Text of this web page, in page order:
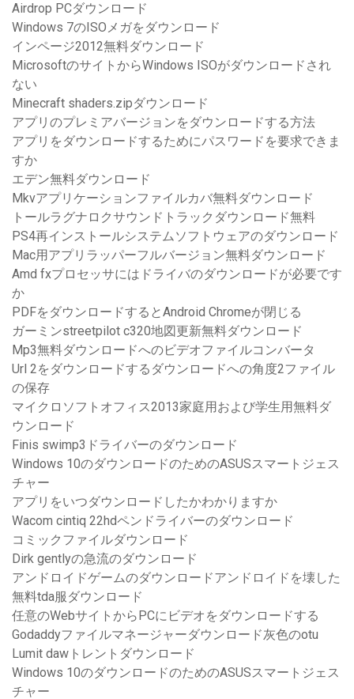
Airdrop PCダウンロード
Windows 7のISOメガをダウンロード
インページ2012無料ダウンロード
MicrosoftのサイトからWindows ISOがダウンロードされ
ない
Minecraft shaders.zipダウンロード
アプリのプレミアバージョンをダウンロードする方法
アプリをダウンロードするためにパスワードを要求できま
すか
エデン無料ダウンロード
Mkvアプリケーションファイルカバ無料ダウンロード
トールラグナロクサウンドトラックダウンロード無料
PS4再インストールシステムソフトウェアのダウンロード
Mac用アプリラッパーフルバージョン無料ダウンロード
Amd fxプロセッサにはドライバのダウンロードが必要です
か
PDFをダウンロードするとAndroid Chromeが閉じる
ガーミンstreetpilot c320地図更新無料ダウンロード
Mp3無料ダウンロードへのビデオファイルコンバータ
Url 2をダウンロードするダウンロードへの角度2ファイル
の保存
マイクロソフトオフィス2013家庭用および学生用無料ダ
ウンロード
Finis swimp3ドライバーのダウンロード
Windows 10のダウンロードのためのASUSスマートジェス
チャー
アプリをいつダウンロードしたかわかりますか
Wacom cintiq 22hdペンドライバーのダウンロード
コミックファイルダウンロード
Dirk gentlyの急流のダウンロード
アンドロイドゲームのダウンロードアンドロイドを壊した
無料tda服ダウンロード
任意のWebサイトからPCにビデオをダウンロードする
Godaddyファイルマネージャーダウンロード灰色のotu
Lumit dawトレントダウンロード
Windows 10のダウンロードのためのASUSスマートジェス
チャー